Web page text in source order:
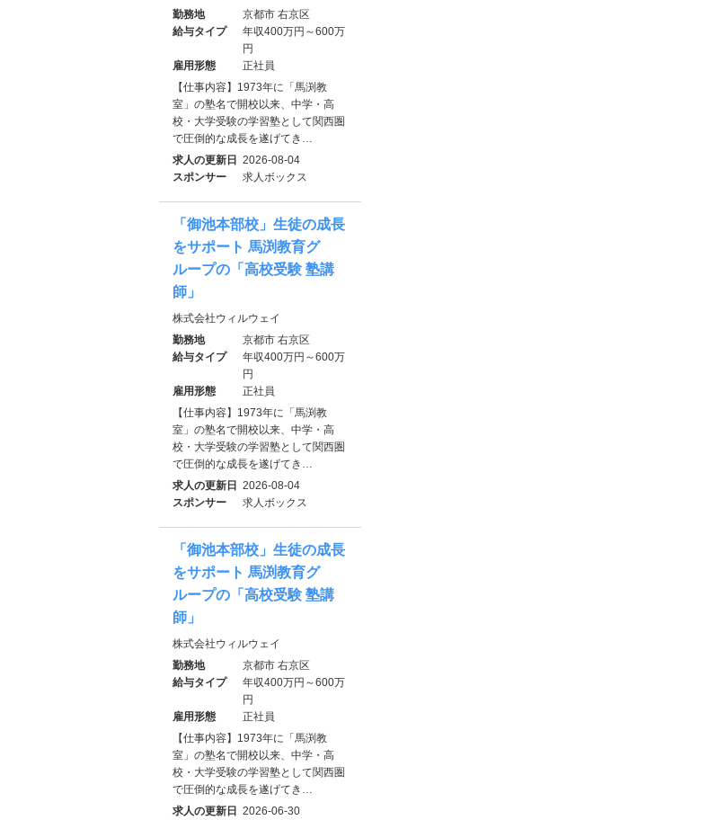
勤務地
京都市 右京区
給与タイプ
年収400万円～600万
円
雇用形態
正社員
【仕事内容】1973年に「馬渕教
室」の塾名で開校以来、中学・高
校・大学受験の学習塾として関西圏
で圧倒的な成長を遂げてき…
求人の更新日 2026-08-04
スポンサー
求人ボックス
「御池本部校」生徒の成長
をサポート 馬渕教育グ
ループの「高校受験 塾講
師」
株式会社ウィルウェイ
勤務地
京都市 右京区
給与タイプ
年収400万円～600万
円
雇用形態
正社員
【仕事内容】1973年に「馬渕教
室」の塾名で開校以来、中学・高
校・大学受験の学習塾として関西圏
で圧倒的な成長を遂げてき…
求人の更新日 2026-08-04
スポンサー
求人ボックス
「御池本部校」生徒の成長
をサポート 馬渕教育グ
ループの「高校受験 塾講
師」
株式会社ウィルウェイ
勤務地
京都市 右京区
給与タイプ
年収400万円～600万
円
雇用形態
正社員
【仕事内容】1973年に「馬渕教
室」の塾名で開校以来、中学・高
校・大学受験の学習塾として関西圏
で圧倒的な成長を遂げてき…
求人の更新日 2026-06-30